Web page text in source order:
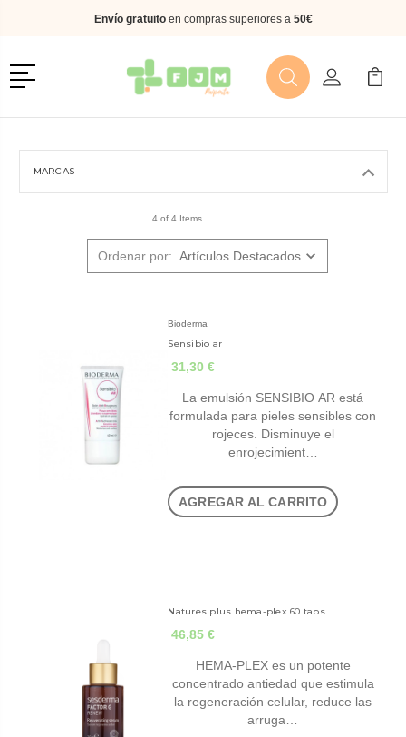
Envío gratuitoen compras superiores a 50€
Menú
BuscarMi Cuenta
Mi
MARCAS
4 of 4 Items
Ordenar por:
Bioderma
Sensibio ar
31,30 €
La emulsión SENSIBIO AR está
formulada para pieles sensibles con
rojeces. Disminuye el
enrojecimient…
AGREGAR AL CARRITO
Natures plus hema-plex 60 tabs
46,85 €
HEMA-PLEX es un potente
concentrado antiedad que estimula
la regeneración celular, reduce las
arruga…